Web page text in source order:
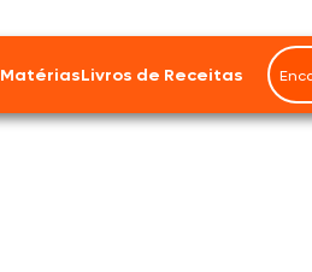
MatériasLivros de Receitas